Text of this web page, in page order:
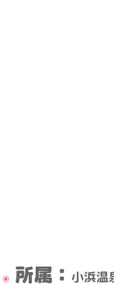
所属： 小浜温